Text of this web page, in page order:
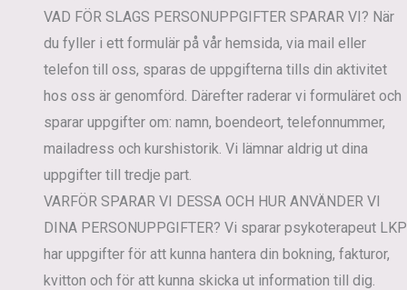
VAD FÖR SLAGS PERSONUPPGIFTER SPARAR VI? När
du fyller i ett formulär på vår hemsida, via mail eller
telefon till oss, sparas de uppgifterna tills din aktivitet
hos oss är genomförd. Därefter raderar vi formuläret och
sparar uppgifter om: namn, boendeort, telefonnummer,
mailadress och kurshistorik. Vi lämnar aldrig ut dina
uppgifter till tredje part.
VARFÖR SPARAR VI DESSA OCH HUR ANVÄNDER VI
DINA PERSONUPPGIFTER? Vi sparar psykoterapeut LKP
har uppgifter för att kunna hantera din bokning, fakturor,
kvitton och för att kunna skicka ut information till dig.